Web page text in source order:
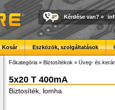
Kérdése van? »
Kosár Eszközök, szolgáltatások
Főkategória » Biztosítékok » Üveg- és
5x20 T 400mA
Biztosíték, lomha